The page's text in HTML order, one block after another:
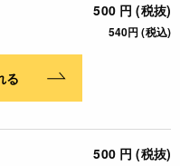
500 円 (税抜)
540円 (税込)
る
500 円 (税抜)